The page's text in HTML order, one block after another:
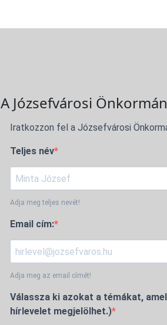
A Józsefvárosi
Iratkozzon fel a Józsefvárosi
Teljes név
Adja meg teljes nevét!
Email cím:
Adja meg az email címét!
Válassza ki azokat a témákat,
hírlevelet megjelölhet.)